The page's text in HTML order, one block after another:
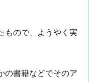
もので、ようやく実
の書籍などでそのア